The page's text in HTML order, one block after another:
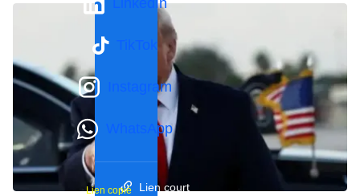
LinkedIn
TikTok
Instagram
WhatsApp
Lien court
Lien copié